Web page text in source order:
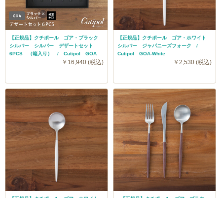
【正規品】クチポール ゴア・ブラック
シルバー シルバー デザートセット
6PCS （箱入り） / Cutipol GOA
￥16,940 (税込)
【正規品】クチポール ゴア・ホワイト
シルバー ジャパニーズフォーク /
Cutipol GOA-White
￥2,530 (税込)